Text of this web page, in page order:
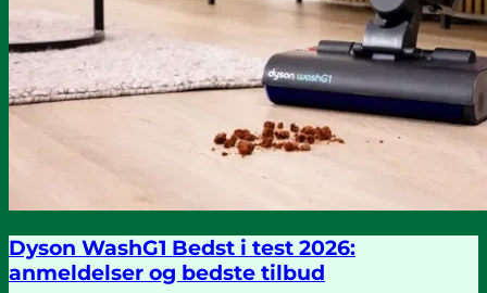
Dyson WashG1 Bedst i test 2026:
anmeldelser og bedste tilbud